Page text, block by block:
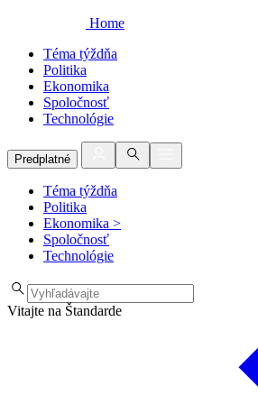
Home
Téma týždňa
Politika
Ekonomika
Spoločnosť
Technológie
Predplatné
Téma týždňa
Politika
Ekonomika >
Spoločnosť
Technológie
Vitajte na Štandarde